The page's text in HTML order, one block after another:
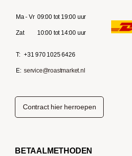
Ma - Vr 09:00 tot 19:00 uur
Zat 10:00 tot 14:00 uur
T: +31 970 1025 6426
E: service@roastmarket.nl
Contract hier herroepen
BETAALMETHODEN